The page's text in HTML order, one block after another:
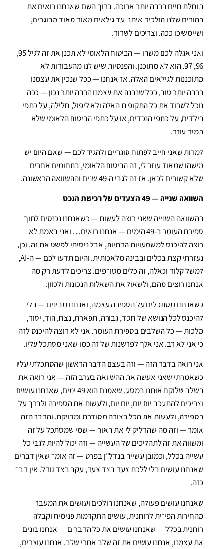
תוחלת חיים הרבה יותר ארוכה. ברוך השם שאנחנו רואים את
ההורים שלנו הולכים איתנו עד גילאים מאוד מאוד מבוגרים,
ושיימשיכו ככה. וצריכים לשרוד.
ואני אגלה לכם משהו — הביטוח הלאומי לא תכנן את זה לגיל 95,
96, 97. הוא לא מתוכנן. והפנסיות שיש לנו מהעבודות לא
מתוכננות לגילאים האלה. אז אנחנו — ככל שנכין את עצמנו
הרבה יותר טוב, ככל שנבנה את עצמנו הרבה יותר נכון — ככה
נוכל לשרוד את כל התקופות האלה ולא ליפול, חלילה, על כתפי
הילדים, על כתפי הנכדים, או על כתפי הביטוח הלאומי שלא
תמיד עוזר.
למרות שאני חייב לפתוח סוגריים ולהגיד לכם — שאם היום יש
מישהו שמאוד עוזר לי, זה הביטוח הלאומי, בתחומים אחרים
שלא קשורים לכאן. אז זה לגבי ה-49 שנים וההשוואה הראשונה.
השוואה שנייה — 49 הצעדים של רכישת הנכס
ההשוואה השנייה שאני רוצה לעשות — כשאנחנו נכנסים לתוך
ספירת העומר ב-49 הימים — אנחנו רואים… ואני באמת לא
רוצה להיכנס למשמעויות הדתיות, אבל ניסיתי לפשט את זה. וכן,
נעזרתי קצת בכלים ובבינה מלאכותית. והיום תדעו לכם — ה-AI,
למשל קלוד וכאלה, זה כלים מטורפים. צריכים לדעת רק מה
אנחנו רוצים מהם, ולשאול את השאלות הנכונות ולכוון.
כשאנחנו מסתכלים על הספירה עצמה, ואנחנו מבינים — בלי
להיכנס לכל הנושא של חסד, גבורה, תפארת, נצח, הוד, יסוד,
מלכות — כל השלבים בספירת העומר. אני לא רוצה להיכנס לזה
כי אני לא רב. אני אלך לפרשנות של זה כמו שאני מסתכל עליו.
אני רואה בדבר הזה — וזה בעצם הדבר הראשון שהסתכלתי עליו
כשאמרתי שאני אעשה את ההשוואה בערב הזה — אני רואה את
השלב שלוקח אותנו במסע. שאמנם הוא 49 ימים, שאנחנו עושים
וצריכים להתעכב יום יום, יום יום, ולעשות את הספירה ולברך על
הספירה, ולעשות את הכל בצורה מסודרת ומדויקת. והדבר הזה
אומר — וזה מה שהדליק לי את האור — שמי שמסתכל על זה
ומשווה את זה לתהליכים של העשייה — וזה יכול להיות לגבי כל
עשייה בכלל, וכמובן עשייה בנדל"ן בפרט — זה אומר שאין דברים
שאנחנו עושים בלי ללכת צעד בצד צעד, עקב בצד גודל. אין דבר
כזה.
שאנחנו עושים פעולה, שאנחנו הולכים ועושים את המעבר
מהחירות הפיזית לרוחנית, עושים התקדמות פנימית וקבלה
רוחנית בכלל — שאנחנו עושים את כל הדברים — אנחנו בונים
את עצמנו, אנחנו עושים את זה שלב אחרי שלב. אנחנו עוצרים,